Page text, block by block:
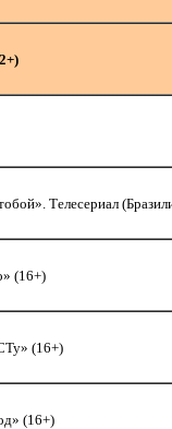
Телесериал
(16+)
(16+)
(16+)